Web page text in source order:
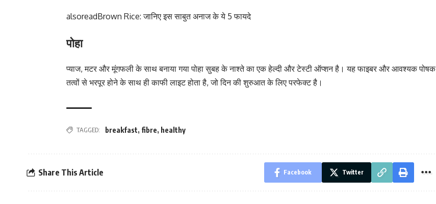
alsoreadBrown Rice: जानिए इस साबुत अनाज के ये 5 फायदे
पोहा
प्याज, मटर और मूंगफली के साथ बनाया गया पोहा सुबह के नाश्ते का एक हेल्दी और टेस्टी ऑप्शन है। यह फाइबर और आवश्यक पोषक
तत्वों से भरपूर होने के साथ ही काफी लाइट होता है, जो दिन की शुरुआत के लिए परफेक्ट है।
TAGGED: breakfast, fibre, healthy
Share This Article Facebook Twitter